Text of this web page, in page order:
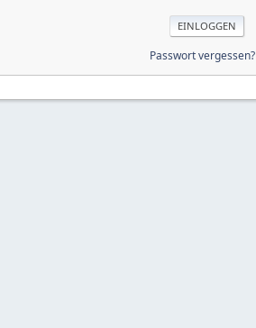
Passwort vergessen?